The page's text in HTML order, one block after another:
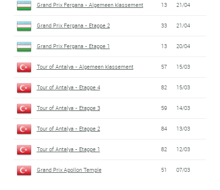
Grand Prix Fergana - Algemeen klassement 13 21/04
Grand Prix Fergana - Etappe 2 33 21/04
Grand Prix Fergana - Etappe 1 13 20/04
Tour of Antalya - Algemeen klassement 57 15/03
Tour of Antalya - Etappe 4 82 15/03
Tour of Antalya - Etappe 3 59 14/03
Tour of Antalya - Etappe 2 84 13/03
Tour of Antalya - Etappe 1 82 12/03
Grand Prix Apollon Temple 51 07/03